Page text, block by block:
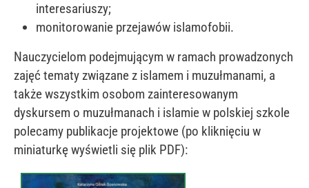
interesariuszy;
monitorowanie przejawów islamofobii.
Nauczycielom podejmującym w ramach prowadzonych
zajęć tematy związane z islamem i muzułmanami, a
także wszystkim osobom zainteresowanym
dyskursem o muzułmanach i islamie w polskiej szkole
polecamy publikacje projektowe (po kliknięciu w
miniaturkę wyświetli się plik PDF):